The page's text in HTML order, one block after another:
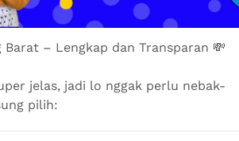
– Lengkap dan Transparan 💸
jelas, jadi lo nggak perlu nebak-
pilih: